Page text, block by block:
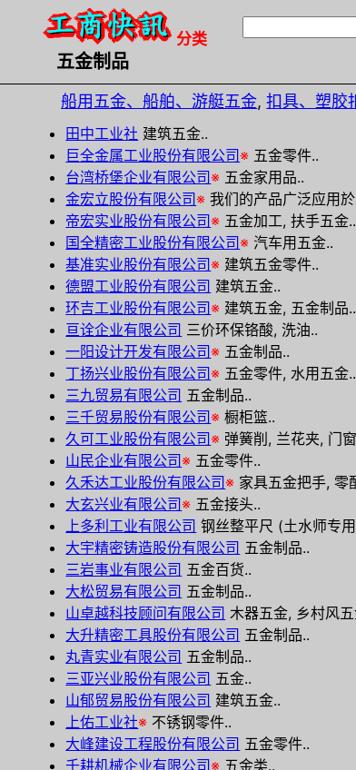
分类
五金制品
船用五金、船舶、游艇五金,扣具、塑胶
田中工业社 建筑五金..
巨全金属工业股份有限公司 ※ 五金零件..
台湾桥堡企业有限公司 ※ 五金家用品..
金宏立股份有限公司 ※我们的产品广泛应用
帝宏实业股份有限公司 ※ 五金加工, 扶手五金..
国全精密工业股份有限公司 ※汽车用五金..
基准实业股份有限公司 ※ 建筑五金零件..
德盟工业股份有限公司 建筑五金..
环吉工业股份有限公司 ※ 建筑五金, 五金制品..
亘诠企业有限公司 三价环保铬酸, 洗油..
一阳设计开发有限公司 ※ 五金制品..
丁扬兴业股份有限公司 ※ 五金零件, 水用五金..
三九贸易有限公司 五金制品..
三千贸易股份有限公司 ※橱柜篮..
久可工业股份有限公司 ※ 弹簧削, 兰花夹, 门
山民企业有限公司 ※ 五金零件..
久禾达工业股份有限公司 ※ 家具五金把手, 零
大玄兴业有限公司 ※ 五金接头..
上多利工业有限公司 钢丝整平尺 (土水师专
大宇精密铸造股份有限公司 五金制品..
三岩事业有限公司 五金百货..
大松贸易有限公司 五金制品..
山卓越科技顾问有限公司 木器五金, 乡村风
大升精密工具股份有限公司 五金制品..
丸青实业有限公司 五金制品..
三亚兴业股份有限公司 五金..
山郁贸易股份有限公司 建筑五金..
上佑工业社※ 不锈钢零件..
大峰建设工程股份有限公司 五金零件..
千耕机械企业有限公司 ※ 五金类..